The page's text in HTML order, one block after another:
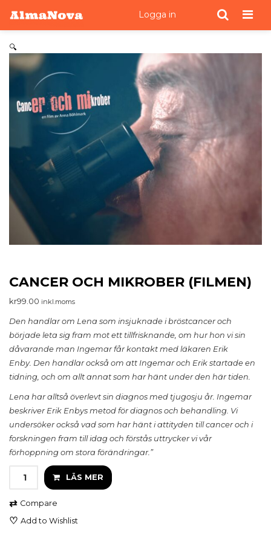
Logga in
🔍
CANCER OCH MIKROBER (FILMEN)
kr99.00 inkl.moms
Den handlar om Lena som insjuknade i bröstcancer och
började leta sig fram mot ett tillfrisknande, om hur hon visin
dåvarande man Ingemar får kontakt med läkaren Erik
Enby. Den handlar också om att Ingemar och Erik startade en
tidning, och om allt annat som har hänt under den här tiden.
Lena har alltså överlevt sin diagnos med tjugosju år. Ingemar
beskriver Erik Enbys metod för diagnos och behandling. Vi
undersöker också vad som har hänt i attityden till cancer och i
forskningen fram till idag och förstås uttrycker vi vår
förhoppning om stora förändringar.”
(Filmen)
LÄS MER
⇄ Compare
♡ Add to Wishlist